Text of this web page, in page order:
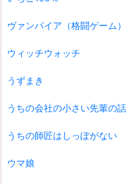
ヴァンパイア（格闘ゲーム）
ウィッチウォッチ
うずまき
うちの会社の小さい先輩の話
うちの師匠はしっぽがない
ウマ娘